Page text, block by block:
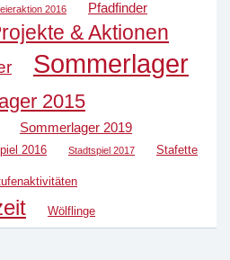
2016 Pfadfinder
& Aktionen
Sommerlager
2015
Sommerlager 2019
2016 Stadtspiel 2017 Stafette
Wölflinge